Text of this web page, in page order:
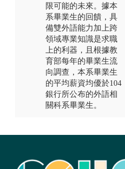
限可能的未來。據本
系畢業生的回饋，具
備雙外語能力加上跨
領域專業知識是求職
上的利器，且根據教
育部每年的畢業生流
向調查，本系畢業生
的平均薪資均優於104
銀行所公布的外語相
關科系畢業生。